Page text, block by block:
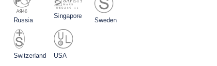
Russia
Singapore
Sweden
Switzerland USA